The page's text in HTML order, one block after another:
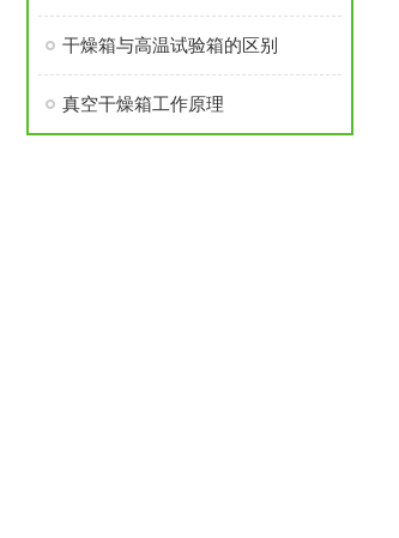
干燥箱与高温试验箱的区别
真空干燥箱工作原理